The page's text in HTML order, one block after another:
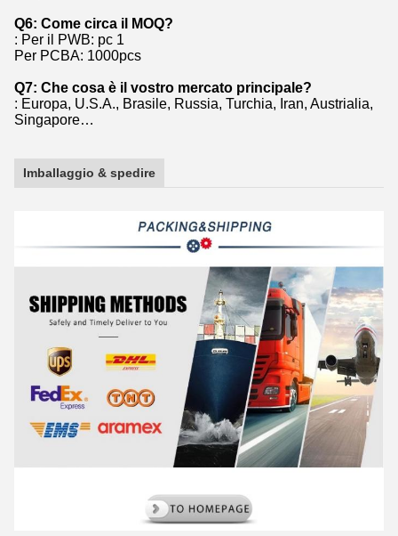
Q6: Come circa il MOQ?
: Per il PWB: pc 1
Per PCBA: 1000pcs
Q7: Che cosa è il vostro mercato principale?
: Europa, U.S.A., Brasile, Russia, Turchia, Iran, Austrialia,
Singapore…
Imballaggio & spedire